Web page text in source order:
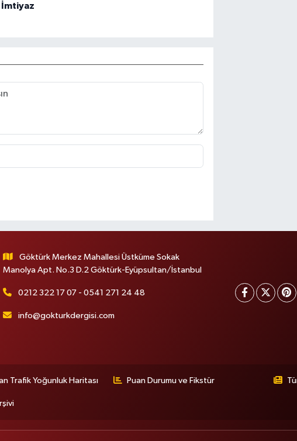
İmtiyaz
Göktürk Merkez Mahallesi Üstküme Sokak
Manolya Apt. No.3 D.2 Göktürk-Eyüpsultan/İstanbul
0212 322 17 07 - 0541 271 24 48
info@gokturkdergisi.com
Trafik Yoğunluk Haritası Puan Durumu ve Fikstür